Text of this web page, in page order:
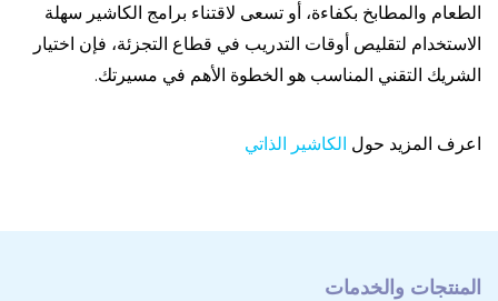
الطعام والمطابخ بكفاءة، أو تسعى لاقتناء برامج الكاشير سهلة
الاستخدام لتقليص أوقات التدريب في قطاع التجزئة، فإن اختيار
الشريك التقني المناسب هو الخطوة الأهم في مسيرتك.
اعرف المزيد حول الكاشير الذاتي
المنتجات والخدمات